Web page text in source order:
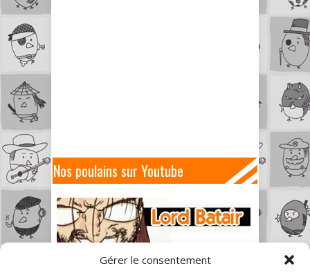
Gérer le consentement
Nos poulains sur Youtube